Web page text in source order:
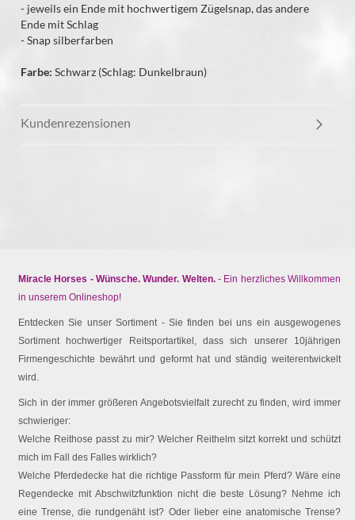
- jeweils ein Ende mit hochwertigem Zügelsnap, das andere
Ende mit Schlag
- Snap silberfarben
Farbe: Schwarz (Schlag: Dunkelbraun)
Kundenrezensionen
Miracle Horses - Wünsche. Wunder. Welten.- Ein herzliches Willkommen
in unserem Onlineshop!
Entdecken Sie unser Sortiment - Sie finden bei uns ein ausgewogenes
Sortiment hochwertiger Reitsportartikel, dass sich unserer 10jährigen
Firmengeschichte bewährt und geformt hat und ständig weiterentwickelt
wird.
Sich in der immer größeren Angebotsvielfalt zurecht zu finden, wird immer
schwieriger:
Welche Reithose passt zu mir? Welcher Reithelm sitzt korrekt und schützt
mich im Fall des Falles wirklich?
Welche Pferdedecke hat die richtige Passform für mein Pferd? Wäre eine
Regendecke mit Abschwitzfunktion nicht die beste Lösung? Nehme ich
eine Trense, die rundgenäht ist? Oder lieber eine anatomische Trense?